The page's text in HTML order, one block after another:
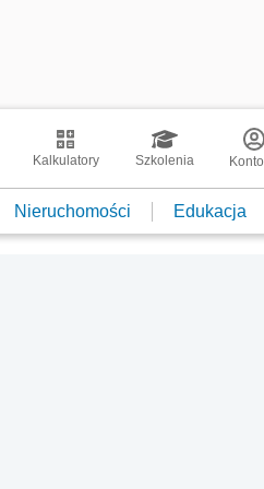
Kalkulatory Szkolenia Konto
Nieruchomości Edukacja